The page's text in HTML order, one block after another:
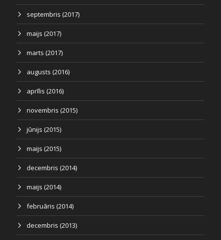
septembris (2017)
maijs (2017)
marts (2017)
augusts (2016)
aprīlis (2016)
novembris (2015)
jūnijs (2015)
maijs (2015)
decembris (2014)
maijs (2014)
februāris (2014)
decembris (2013)